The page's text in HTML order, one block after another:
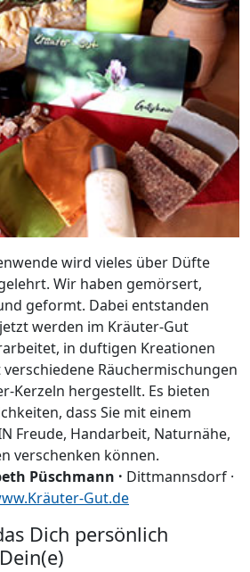
wird vieles über Düfte
Wir haben gemörsert,
geformt. Dabei entstanden
werden im Kräuter-Gut
in duftigen Kreationen
Räuchermischungen
Kerzeln hergestellt. Es bieten
dass Sie mit einem
Freude, Handarbeit, Naturnähe,
verschenken können.
Püschmann · Dittmannsdorf ·
Gut.de
Dich persönlich